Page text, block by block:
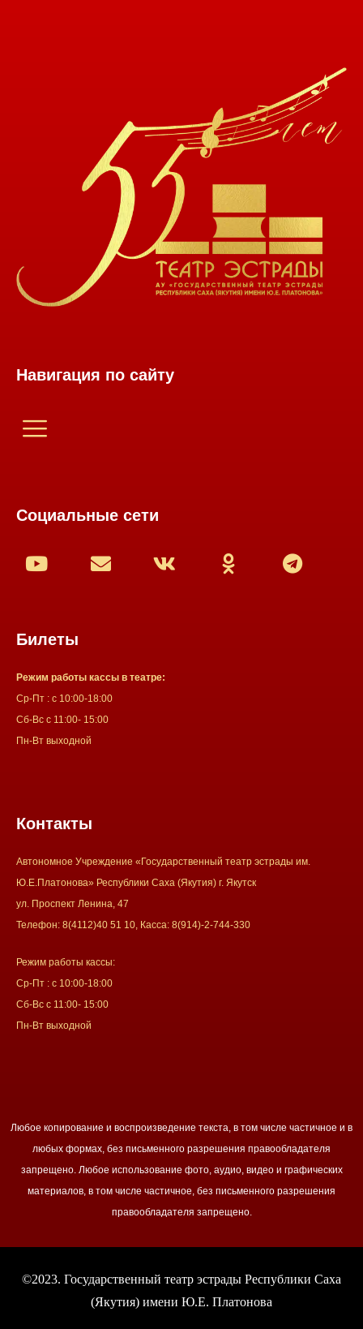
Навигация по сайту
Социальные сети
Билеты
Режим работы кассы в театре:
Ср-Пт : с 10:00-18:00
Сб-Вс с 11:00- 15:00
Пн-Вт выходной
Контакты
Автономное Учреждение «Государственный театр эстрады им.
Ю.Е.Платонова» Республики Саха (Якутия) г. Якутск
ул. Проспект Ленина, 47
Телефон: 8(4112)40 51 10, Касса: 8(914)-2-744-330
Режим работы кассы:
Ср-Пт : с 10:00-18:00
Сб-Вс с 11:00- 15:00
Пн-Вт выходной
Любое копирование и воспроизведение текста, в том числе частичное и в
любых формах, без письменного разрешения правообладателя
запрещено. Любое использование фото, аудио, видео и графических
материалов, в том числе частичное, без письменного разрешения
правообладателя запрещено.
©2023. Государственный театр эстрады Республики Саха
(Якутия) имени Ю.Е. Платонова